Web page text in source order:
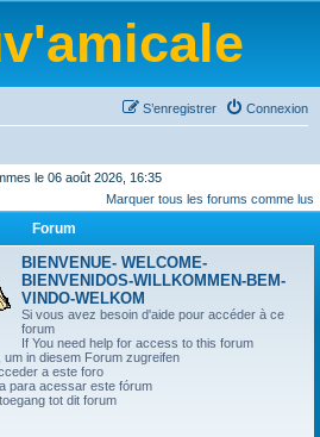
Connexion
S’enregistrer
le 06 août 2026, 16:35
Marquer tous les forums comme lus
Forum
BIENVENUE- WELCOME-
BIENVENIDOS-WILLKOMMEN-BEM-
VINDO-WELKOM
Si vous avez besoin d'aide pour accéder à ce
forum
If You need help for access to this forum
um in diesem Forum zugreifen
a este foro
para acessar este fórum
tot dit forum